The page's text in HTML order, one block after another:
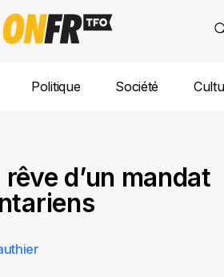
Politique Société
d’un mandat